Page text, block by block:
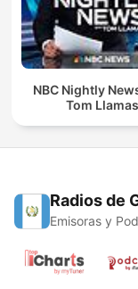
NBC Nightly
Tom Llamas
Radios de
Emisoras y